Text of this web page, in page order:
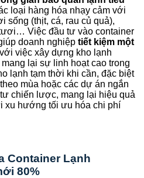
loại hàng hóa nhạy cảm với
sống (thịt, cá, rau củ quả),
Việc đầu tư vào container
doanh nghiệp tiết kiệm một
việc xây dựng kho lạnh
lại sự linh hoạt cao trong
lạnh tạm thời khi cần, đặc biệt
mùa hoặc các dự án ngắn
chiến lược, mang lại hiệu quả
xu hướng tối ưu hóa chi phí
Container Lạnh
80%